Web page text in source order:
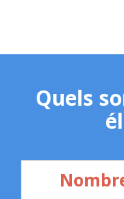
Quels